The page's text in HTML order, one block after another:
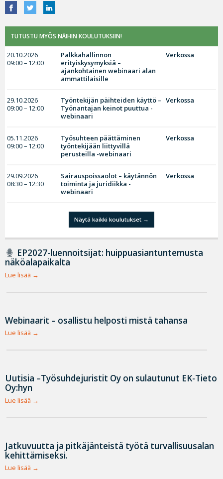
TUTUSTU MYÖS NÄIHIN KOULUTUKSIIN!
20.10.2026
09:00 – 12:00
Palkkahallinnon
erityiskysymyksiä –
ajankohtainen webinaari alan
ammattilaisille
Verkossa
29.10.2026
09:00 – 12:00
Työntekijän päihteiden käyttö –
Työnantajan keinot puuttua -
webinaari
Verkossa
05.11.2026
09:00 – 12:00
Työsuhteen päättäminen
työntekijään liittyvillä
perusteilla -webinaari
Verkossa
29.09.2026
08:30 – 12:30
Sairauspoissaolot – käytännön
toiminta ja juridiikka -
webinaari
Verkossa
Näytä kaikki koulutukset
EP2027-luennoitsijat: huippuasiantuntemusta
näköalapaikalta
Lue lisää
Webinaarit – osallistu helposti mistä tahansa
Lue lisää
Uutisia –Työsuhdejuristit Oy on sulautunut EK-Tieto
Oy:hyn
Lue lisää
Jatkuvuutta ja pitkäjänteistä työtä turvallisuusalan
kehittämiseksi.
Lue lisää